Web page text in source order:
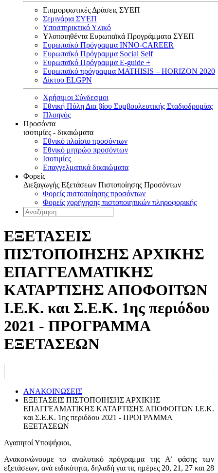
Επιμορφωτικές Δράσεις ΣΥΕΠ
Σεμινάρια ΣΥΕΠ
Υποστηρικτικό Υλικό
Υλοποιηθέντα Ευρωπαϊκά Προγράμματα ΣΥΕΠ
Ευρωπαϊκό Πρόγραμμα INNO-CAREER
Ευρωπαϊκό Πρόγραμμα Social Self
Ευρωπαϊκό Πρόγραμμα E-guide +
Ευρωπαϊκό πρόγραμμα MATHISIS – HORIZON 2020
Δίκτυο ELGPN
Χρήσιμοι Σύνδεσμοι
Εθνική Πύλη Δια βίου Συμβουλευτικής Σταδιοδρομίας
Πλοηγός
Προσόντα
ισοτιμίες - δικαιώματα
Εθνικό πλαίσιο προσόντων
Εθνικό μητρώο προσόντων
Ισοτιμίες
Επαγγελματικά δικαιώματα
Φορείς
Διεξαγωγής Εξετάσεων Πιστοποίησης Προσόντων
Φορείς πιστοποίησης προσόντων
Φορείς χορήγησης πιστοποιητικών πληροφορικής
ΕΞΕΤΑΣΕΙΣ
ΠΙΣΤΟΠΟΙΗΣΗΣ ΑΡΧΙΚΗΣ
ΕΠΑΓΓΕΛΜΑΤΙΚΗΣ
ΚΑΤΑΡΤΙΣΗΣ ΑΠΟΦΟΙΤΩΝ
Ι.Ε.Κ. και Σ.Ε.Κ. 1ης περιόδου
2021 - ΠΡΟΓΡΑΜΜΑ
ΕΞΕΤΑΣΕΩΝ
ΑΝΑΚΟΙΝΩΣΕΙΣ
ΕΞΕΤΑΣΕΙΣ ΠΙΣΤΟΠΟΙΗΣΗΣ ΑΡΧΙΚΗΣ
ΕΠΑΓΓΕΛΜΑΤΙΚΗΣ ΚΑΤΑΡΤΙΣΗΣ ΑΠΟΦΟΙΤΩΝ Ι.Ε.Κ.
και Σ.Ε.Κ. 1ης περιόδου 2021 - ΠΡΟΓΡΑΜΜΑ
ΕΞΕΤΑΣΕΩΝ
Αγαπητοί Υποψήφιοι,
Ανακοινώνουμε το αναλυτικό πρόγραμμα της Α’ φάσης των
εξετάσεων, ανά ειδικότητα, δηλαδή για τις ημέρες 20, 21, 27 και 28